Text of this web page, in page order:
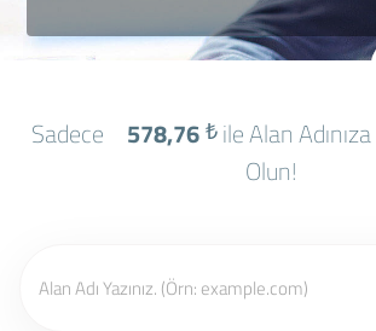
Sadece ₺
578,76
ile Alan
Olun!